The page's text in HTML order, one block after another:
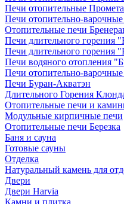
Печи отопительные
Печи отопительно-
Отопительные печи
Печи длительного горения
Печи длительного горения
Печи водяного отопления
Печи отопительно-
Печи Буран-Акватэн
Длительного Горения
Отопительные печи и
Модульные кирпичные печи
Отопительные печи Березка
Баня и сауна
Готовые сауны
Отделка
Натуральный камень для
Двери
Двери Harvia
Камни и плитка